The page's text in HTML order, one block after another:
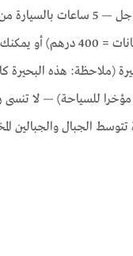
الذهاب إلى بحيرة جوجل — 5 ساعات
(تكلفة الرحلة 200 مانات =
(ملاحظة: هذه البحيرة
للسياحة) — لا تنسى
الجبال والجبالين